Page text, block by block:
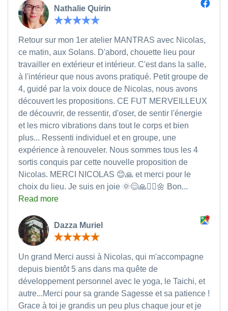
Nathalie Quirin
Retour sur mon 1er atelier MANTRAS avec Nicolas,
ce matin, aux Solans. D'abord, chouette lieu pour
travailler en extérieur et intérieur. C'est dans la salle,
à l'intérieur que nous avons pratiqué. Petit groupe de
4, guidé par la voix douce de Nicolas, nous avons
découvert les propositions. CE FUT MERVEILLEUX
de découvrir, de ressentir, d'oser, de sentir l'énergie
et les micro vibrations dans tout le corps et bien
plus... Ressenti individuel et en groupe, une
expérience à renouveler. Nous sommes tous les 4
sortis conquis par cette nouvelle proposition de
Nicolas. MERCI NICOLAS 😊🙏 et merci pour le
choix du lieu. Je suis en joie 🌞😊🙏🧘‍♀️🌼 Bon...
Read more
Dazza Muriel
Un grand Merci aussi à Nicolas, qui m'accompagne
depuis bientôt 5 ans dans ma quête de
développement personnel avec le yoga, le Taichi, et
autre...Merci pour sa grande Sagesse et sa patience !
Grace à toi je grandis un peu plus chaque jour et je